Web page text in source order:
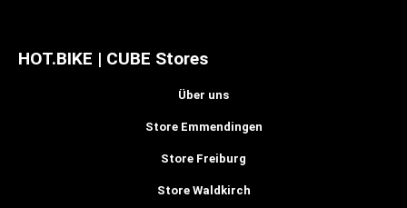
HOT.BIKE | CUBE Stores
Über uns
Store Emmendingen
Store Freiburg
Store Waldkirch